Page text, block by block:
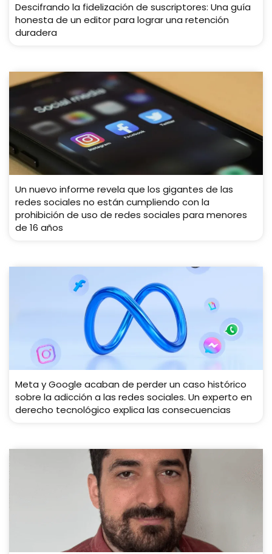
Descifrando la fidelización de suscriptores: Una guía
honesta de un editor para lograr una retención
duradera
Un nuevo informe revela que los gigantes de las
redes sociales no están cumpliendo con la
prohibición de uso de redes sociales para menores
de 16 años
Meta y Google acaban de perder un caso histórico
sobre la adicción a las redes sociales. Un experto en
derecho tecnológico explica las consecuencias